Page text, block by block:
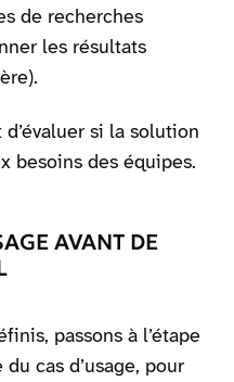
de recherches
les résultats
si la solution
besoins des équipes.
AVANT DE
passons à l’étape
cas d’usage, pour